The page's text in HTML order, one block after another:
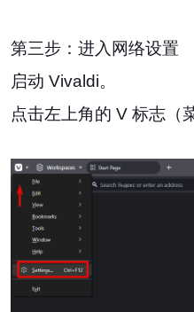
第三步：进入网络设置
启动 Vivaldi。
点击左上角的 V 标志（